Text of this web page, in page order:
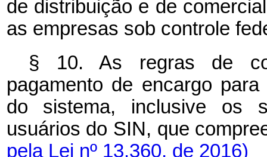
de distribuição e de
as empresas sob controle
§ 10. As regras de
pagamento de encargo
do sistema, inclusive os
usuários do SIN, que
pela Lei nº 13.360, de 2016)